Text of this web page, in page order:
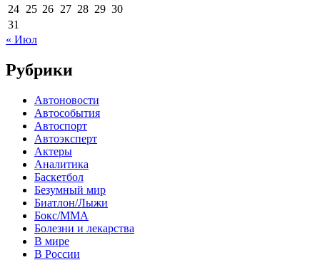
24 25 26 27 28 29 30
31
« Июл
Рубрики
Автоновости
Автособытия
Автоспорт
Автоэксперт
Актеры
Аналитика
Баскетбол
Безумный мир
Биатлон/Лыжи
Бокс/MMA
Болезни и лекарства
В мире
В России